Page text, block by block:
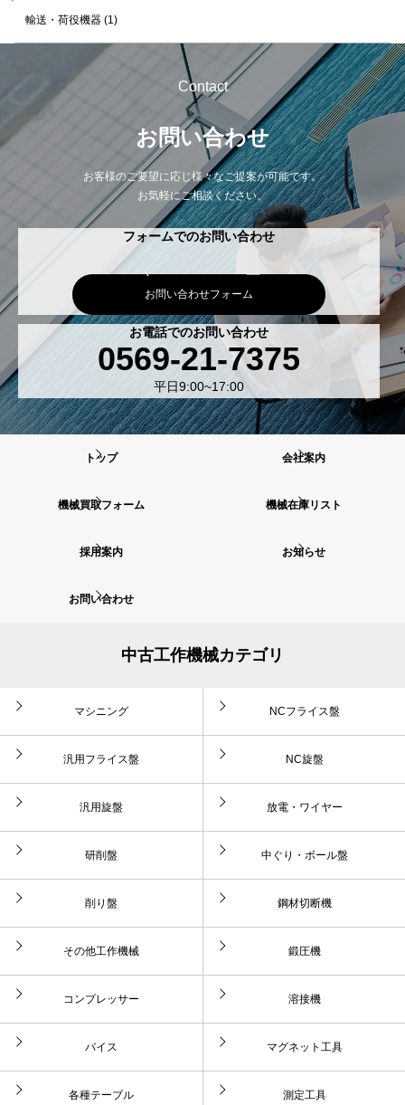
輸送・荷役機器 (1)
Contact
お問い合わせ
お客様のご要望に応じ様々なご提案が可能です。
お気軽にご相談ください。
フォームでのお問い合わせ
お問い合わせフォーム
お電話でのお問い合わせ
0569-21-7375
平日9:00~17:00
トップ 会社案内
機械買取フォーム 機械在庫リスト
採用案内 お知らせ
お問い合わせ
中古工作機械カテゴリ
マシニング NCフライス盤
汎用フライス盤 NC旋盤
汎用旋盤 放電・ワイヤー
研削盤 中ぐり・ボール盤
削り盤 鋼材切断機
その他工作機械 鍛圧機
コンプレッサー 溶接機
バイス マグネット工具
各種テーブル 測定工具